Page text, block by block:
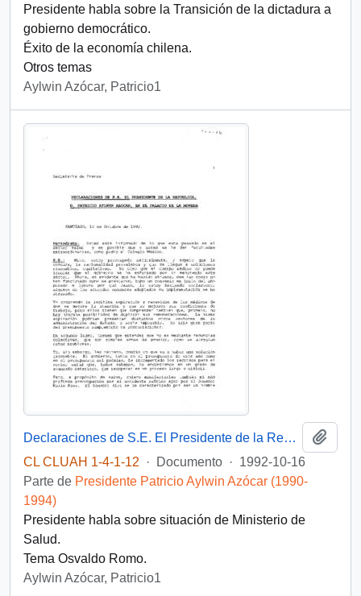
Presidente habla sobre la Transición de la dictadura a
gobierno democrático.
Éxito de la economía chilena.
Otros temas
Aylwin Azócar, Patricio1
Declaraciones de S.E. El Presidente de la República D. Patricio Aylwin Azocar, en el Palacio de la Moneda
CL CLUAH 1-4-1-12
· Documento · 1992-10-16
Parte de Presidente Patricio Aylwin Azócar (1990-
1994)
Presidente habla sobre situación de Ministerio de
Salud.
Tema Osvaldo Romo.
Aylwin Azócar, Patricio1